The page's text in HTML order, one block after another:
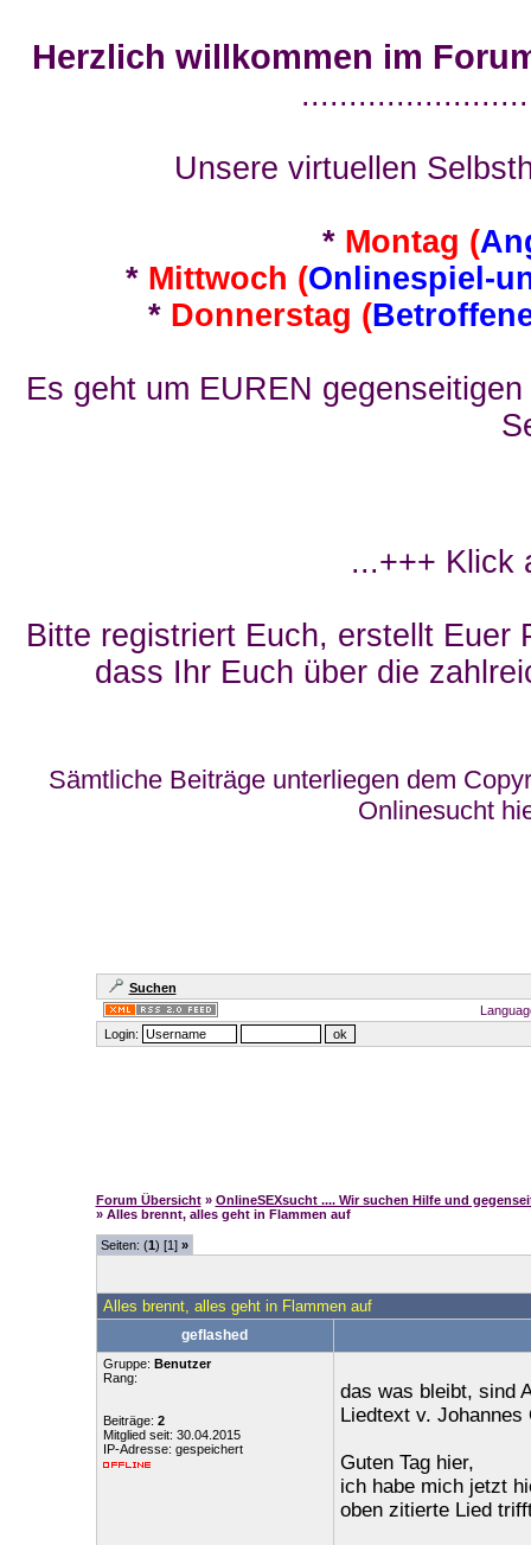
Herzlich willkommen im
Unsere virtuellen
* Montag (
* Mittwoch (Onlinespiel-
* Donnerstag (
Es geht um EUREN
...+++ Klick
Bitte registriert Euch, erstellt Euer
dass Ihr Euch über die
Sämtliche Beiträge unterliegen dem
Onlinesucht
Suchen
Login:
Forum Übersicht » OnlineSEXsucht .... Wir suchen Hilfe und
» Alles brennt, alles geht in Flammen auf
Seiten: (1) [1] »
Alles brennt, alles geht in Flammen auf
geflashed
Gruppe: Benutzer
Rang:
Beiträge: 2
Mitglied seit: 30.04.2015
IP-Adresse: gespeichert
das was bleibt, sind
Liedtext v. Johannes
Guten Tag hier,
ich habe mich jetzt
oben zitierte Lied